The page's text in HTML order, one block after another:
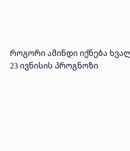
როგორი ამინდი იქნება
23 ივნისის პროგნოზი